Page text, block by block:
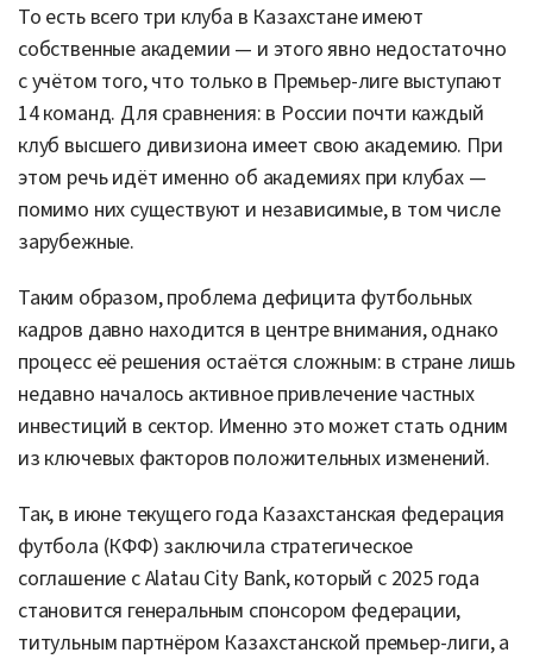
То есть всего три клуба в Казахстане имеют
собственные академии — и этого явно недостаточно
с учётом того, что только в Премьер-лиге выступают
14 команд. Для сравнения: в России почти каждый
клуб высшего дивизиона имеет свою академию. При
этом речь идёт именно об академиях при клубах —
помимо них существуют и независимые, в том числе
зарубежные.
Таким образом, проблема дефицита футбольных
кадров давно находится в центре внимания, однако
процесс её решения остаётся сложным: в стране лишь
недавно началось активное привлечение частных
инвестиций в сектор. Именно это может стать одним
из ключевых факторов положительных изменений.
Так, в июне текущего года Казахстанская федерация
футбола (КФФ) заключила стратегическое
соглашение с Alatau City Bank, который с 2025 года
становится генеральным спонсором федерации,
титульным партнёром Казахстанской премьер-лиги, а